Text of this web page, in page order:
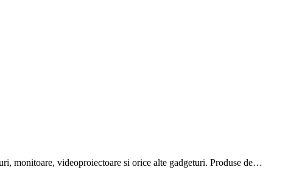
monitoare, videoproiectoare si orice alte gadgeturi. Produse de…